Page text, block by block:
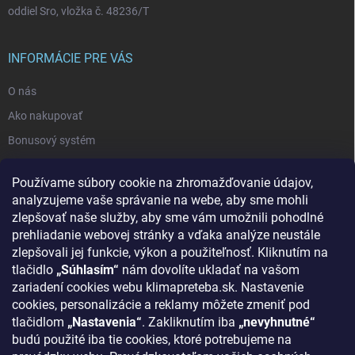
Používame súbory cookie na zhromažďovanie údajov,
analyzujeme vaše správanie na webe, aby sme mohli
zlepšovať naše služby, aby sme vám umožnili pohodlné
prehliadanie webovej stránky a vďaka analýze neustále
zlepšovali jej funkcie, výkon a použiteľnosť. Kliknutím na
tlačidlo „Súhlasím“ nám dovolíte ukladať na vašom
zariadení cookies webu klimapreteba.sk. Nastavenie
cookies, personalizácie a reklamy môžete zmeniť pod
tlačidlom „Nastavenia“. Zakliknutím iba „nevyhnutné“
budú použité iba tie cookies, ktoré potrebujeme na
oddiel Sro, vložka č. 48236/T
INFORMÁCIE PRE VÁS
O nás
Ako nakupovať
Bonusový systém
Blog - najnovšie články
Obchodné podmienky
Podmienky ochrany osobných údajov
Odstúpenie od zmluvy
Kontakty
KONTAKT